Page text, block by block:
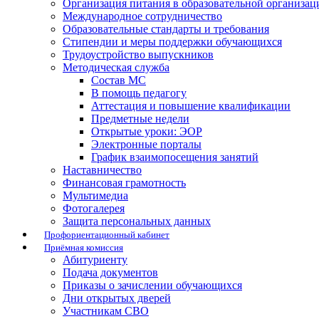
Организация питания в образовательной
Международное сотрудничество
Образовательные стандарты и требования
Стипендии и меры поддержки обучающихся
Трудоустройство выпускников
Методическая служба
Состав МС
В помощь педагогу
Аттестация и повышение квалификации
Предметные недели
Открытые уроки: ЭОР
Электронные порталы
График взаимопосещения занятий
Наставничество
Финансовая грамотность
Мультимедиа
Фотогалерея
Защита персональных данных
Профориентационный кабинет
Приёмная комиссия
Абитуриенту
Подача документов
Приказы о зачислении обучающихся
Дни открытых дверей
Участникам СВО